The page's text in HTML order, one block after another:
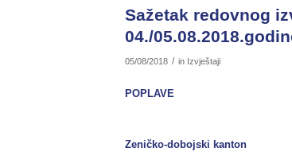
Sažetak redovnog
04./
05/08/2018 / in Izvještaji
POPLAVE
Zeničko-dobojski kanton